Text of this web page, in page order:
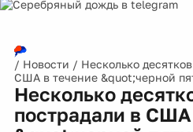
/ Новости / Несколько
США в течение &quot;черной
Несколько
пострадали в США